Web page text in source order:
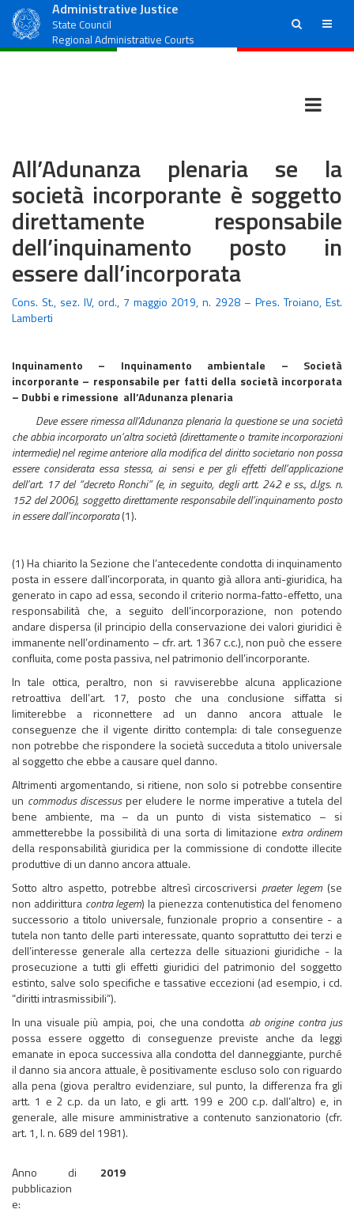
Administrative Justice
State Council
Regional Administrative Courts
ricerca menu
All’Adunanza plenaria se la
società incorporante è soggetto
direttamente responsabile
dell’inquinamento posto in
essere dall’incorporata
Cons. St., sez. IV, ord., 7 maggio 2019, n. 2928 – Pres. Troiano, Est.
Lamberti
Inquinamento – Inquinamento ambientale – Società
incorporante – responsabile per fatti della società incorporata
– Dubbi e rimessione all’Adunanza plenaria
Deve essere rimessa all’Adunanza plenaria la questione se una società
che abbia incorporato un’altra società (direttamente o tramite incorporazioni
intermedie) nel regime anteriore alla modifica del diritto societario non possa
essere considerata essa stessa, ai sensi e per gli effetti dell’applicazione
dell’art. 17 del “decreto Ronchi” (e, in seguito, degli artt. 242 e ss., d.lgs. n.
152 del 2006), soggetto direttamente responsabile dell’inquinamento posto
in essere dall’incorporata(1).
(1) Ha chiarito la Sezione che l’antecedente condotta di inquinamento
posta in essere dall’incorporata, in quanto già allora anti-giuridica, ha
generato in capo ad essa, secondo il criterio norma-fatto-effetto, una
responsabilità che, a seguito dell’incorporazione, non potendo
andare dispersa (il principio della conservazione dei valori giuridici è
immanente nell’ordinamento – cfr. art. 1367 c.c.), non può che essere
confluita, come posta passiva, nel patrimonio dell’incorporante.
In tale ottica, peraltro, non si ravviserebbe alcuna applicazione
retroattiva dell’art. 17, posto che una conclusione siffatta si
limiterebbe a riconnettere ad un danno ancora attuale le
conseguenze che il vigente diritto contempla: di tale conseguenze
non potrebbe che rispondere la società succeduta a titolo universale
al soggetto che ebbe a causare quel danno.
Altrimenti argomentando, si ritiene, non solo si potrebbe consentire
un commodus discessusper eludere le norme imperative a tutela del
bene ambiente, ma – da un punto di vista sistematico – si
ammetterebbe la possibilità di una sorta di limitazione extra ordinem
della responsabilità giuridica per la commissione di condotte illecite
produttive di un danno ancora attuale.
Sotto altro aspetto, potrebbe altresì circoscriversi praeter legem (se
non addirittura contra legem) la pienezza contenutistica del fenomeno
successorio a titolo universale, funzionale proprio a consentire - a
tutela non tanto delle parti interessate, quanto soprattutto dei terzi e
dell’interesse generale alla certezza delle situazioni giuridiche - la
prosecuzione a tutti gli effetti giuridici del patrimonio del soggetto
estinto, salve solo specifiche e tassative eccezioni (ad esempio, i cd.
“diritti intrasmissibili”).
In una visuale più ampia, poi, che una condotta ab origine contra jus
possa essere oggetto di conseguenze previste anche da leggi
emanate in epoca successiva alla condotta del danneggiante, purché
il danno sia ancora attuale, è positivamente escluso solo con riguardo
alla pena (giova peraltro evidenziare, sul punto, la differenza fra gli
artt. 1 e 2 c.p. da un lato, e gli artt. 199 e 200 c.p. dall’altro) e, in
generale, alle misure amministrative a contenuto sanzionatorio (cfr.
art. 1, l. n. 689 del 1981).
Anno di
pubblicazion
e:
2019